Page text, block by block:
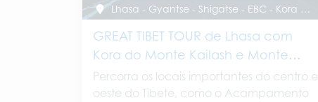
Lhasa - Gyantse - Shigatse - EBC - Kora do Monte Kailash - Lago Manasarovar - Saga - Shigatse - Lhasa
GREAT TIBET TOUR de Lhasa com
Kora do Monte Kailash e Monte
Everest - 14 Dias
Percorra os locais importantes do centro e
oeste do Tibete, como o Acampamento